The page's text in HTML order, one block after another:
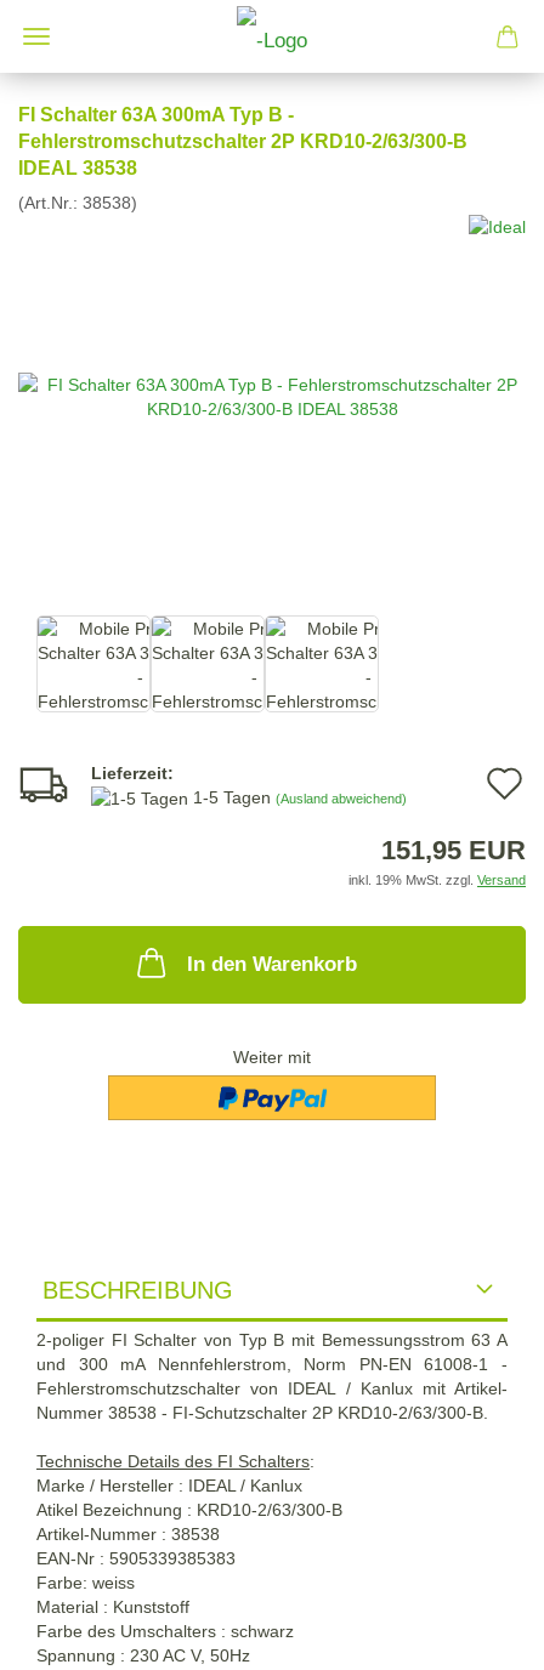
FI Schalter 63A 300mA Typ B -
Fehlerstromschutzschalter 2P KRD10-2/63/300-B
IDEAL 38538
(Art.Nr.: 38538)
Lieferzeit:
1-5 Tagen (Ausland abweichend)
151,95 EUR
inkl. 19% MwSt. zzgl. Versand
In den Warenkorb
Weiter mit
BESCHREIBUNG
2-poliger FI Schalter von Typ B mit Bemessungsstrom 63 A
und 300 mA Nennfehlerstrom, Norm PN-EN 61008-1 -
Fehlerstromschutzschalter von IDEAL / Kanlux mit Artikel-
Nummer 38538 - FI-Schutzschalter 2P KRD10-2/63/300-B.
Technische Details des FI Schalters:
Marke / Hersteller : IDEAL / Kanlux
Atikel Bezeichnung : KRD10-2/63/300-B
Artikel-Nummer : 38538
EAN-Nr : 5905339385383
Farbe: weiss
Material : Kunststoff
Farbe des Umschalters : schwarz
Spannung : 230 AC V, 50Hz